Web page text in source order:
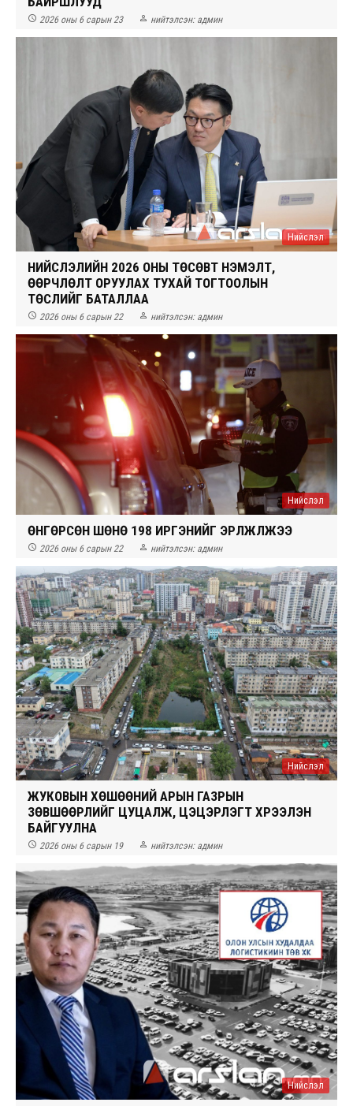
 2026 оны 6 сарын 23  нийтэлсэн: админ
Нийслэл
НИЙСЛЭЛИЙН 2026 ОНЫ ТӨСӨВТ НЭМЭЛТ,
ӨӨРЧЛӨЛТ ОРУУЛАХ ТУХАЙ ТОГТООЛЫН
ТӨСЛИЙГ БАТАЛЛАА
 2026 оны 6 сарын 22  нийтэлсэн: админ
Нийслэл
ӨНГӨРСӨН ШӨНӨ 198 ИРГЭНИЙГ ЭРҮҮЛЖҮҮЛЖЭЭ
 2026 оны 6 сарын 22  нийтэлсэн: админ
Нийслэл
ЖУКОВЫН ХӨШӨӨНИЙ АРЫН ГАЗРЫН
ЗӨВШӨӨРЛИЙГ ЦУЦАЛЖ, ЦЭЦЭРЛЭГТ ХҮРЭЭЛЭН
БАЙГУУЛНА
 2026 оны 6 сарын 19  нийтэлсэн: админ
Нийслэл